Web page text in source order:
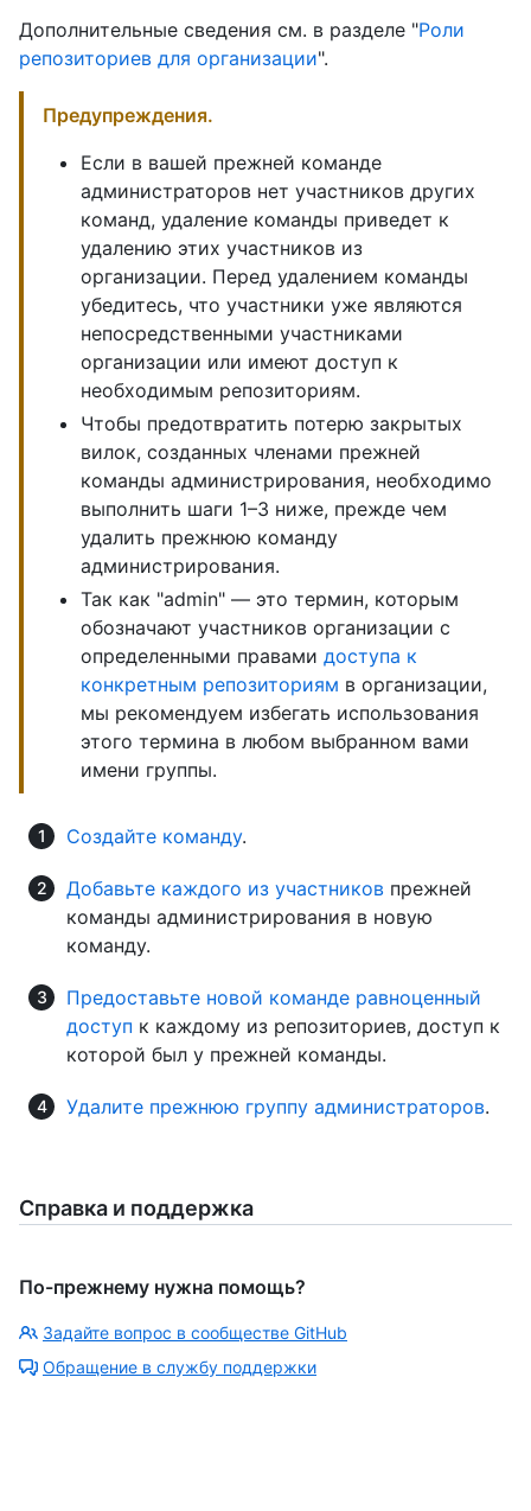
Дополнительные сведения см. в разделе "Роли
репозиториев для организации".
Предупреждения.
Если в вашей прежней команде
администраторов нет участников других
команд, удаление команды приведет к
удалению этих участников из
организации. Перед удалением команды
убедитесь, что участники уже являются
непосредственными участниками
организации или имеют доступ к
необходимым репозиториям.
Чтобы предотвратить потерю закрытых
вилок, созданных членами прежней
команды администрирования, необходимо
выполнить шаги 1–3 ниже, прежде чем
удалить прежнюю команду
администрирования.
Так как "admin" — это термин, которым
обозначают участников организации с
определенными правами доступа к
конкретным репозиториям в организации,
мы рекомендуем избегать использования
этого термина в любом выбранном вами
имени группы.
Создайте команду.
Добавьте каждого из участников прежней
команды администрирования в новую
команду.
Предоставьте новой команде равноценный
доступ к каждому из репозиториев, доступ к
которой был у прежней команды.
Удалите прежнюю группу администраторов.
Справка и поддержка
По-прежнему нужна помощь?
Задайте вопрос в сообществе GitHub
Обращение в службу поддержки